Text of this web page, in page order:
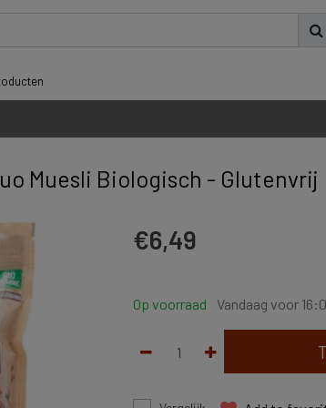
Muesli Biologisch - Glutenvrij
€6,49
Op voorraad Vandaag voor